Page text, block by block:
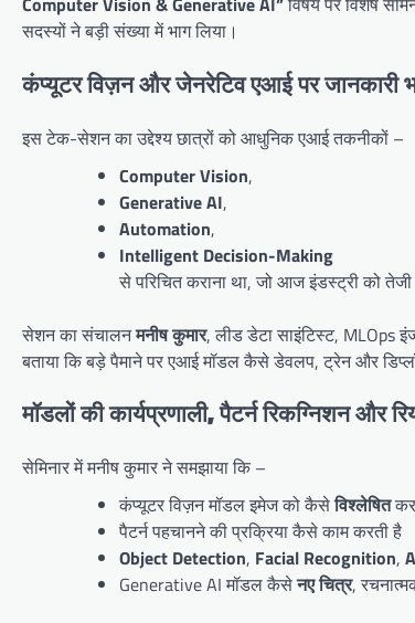
सदस्यों ने बड़ी संख्या में भाग लिया।
कंप्यूटर विज़न और जेनरेटिव एआई पर
इस टेक-सेशन का उद्देश्य छात्रों को आधुनिक एआई तकनीकों –
Computer Vision,
Generative AI,
Automation,
Intelligent Decision-Making
से परिचित कराना था, जो आज इंडस्ट्री को
सेशन का संचालनमनीष कुमार, लीड डेटा साइंटिस्ट, MLOps
बताया कि बड़े पैमाने पर एआई मॉडल कैसे डेवलप, ट्रेन और
मॉडलों की कार्यप्रणाली, पैटर्न रिकग्निशन और
सेमिनार में मनीष कुमार ने समझाया कि –
कंप्यूटर विज़न मॉडल इमेज को कैसेविश्लेषित
पैटर्न पहचानने की प्रक्रिया कैसे काम करती है
Object Detection, Facial Recognition,
Generative AI मॉडल कैसेनए चित्र,